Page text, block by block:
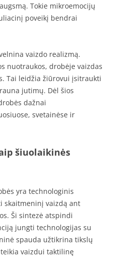
Tokie mikroemocijų
poveikį bendrai
vaizdo realizmą.
nuotraukos, drobėje vaizdas
Tai leidžia žiūrovui įsitraukti
jutimų. Dėl šios
dažnai
svetainėse ir
šiuolaikinės
yra technologinis
skaitmeninį vaizdą ant
Ši sintezė atspindi
jungti technologijas su
spauda užtikrina tikslų
vaizdui taktilinę